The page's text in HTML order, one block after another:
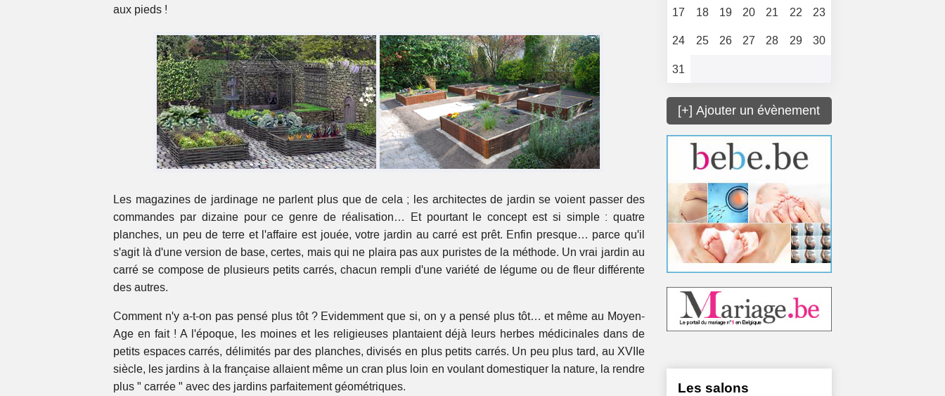
aux pieds !
Les magazines de jardinage ne parlent plus que de cela ; les architectes de jardin se voient passer des
commandes par dizaine pour ce genre de réalisation… Et pourtant le concept est si simple : quatre
planches, un peu de terre et l'affaire est jouée, votre jardin au carré est prêt. Enfin presque… parce qu'il
s'agit là d'une version de base, certes, mais qui ne plaira pas aux puristes de la méthode. Un vrai jardin au
carré se compose de plusieurs petits carrés, chacun rempli d'une variété de légume ou de fleur différente
des autres.
Comment n'y a-t-on pas pensé plus tôt ? Evidemment que si, on y a pensé plus tôt… et même au Moyen-
Age en fait ! A l'époque, les moines et les religieuses plantaient déjà leurs herbes médicinales dans de
petits espaces carrés, délimités par des planches, divisés en plus petits carrés. Un peu plus tard, au XVIIe
siècle, les jardins à la française allaient même un cran plus loin en voulant domestiquer la nature, la rendre
plus " carrée " avec des jardins parfaitement géométriques.
17
18 19 20 21 22
23
24
25 26 27 28 29
30
31
[+] Ajouter un évènement
Les salons